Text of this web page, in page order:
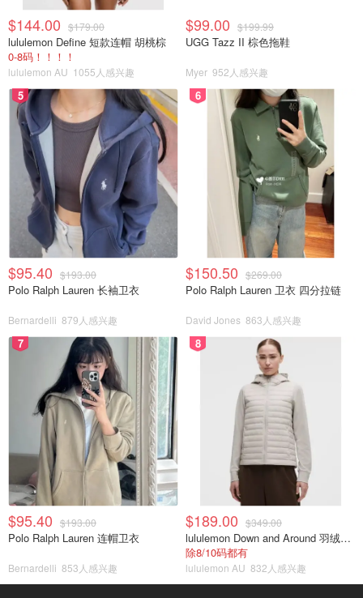
$144.00 $179.00
lululemon Define 短款连帽 胡桃棕
0-8码！！！！
lululemon AU 1055人感兴趣
$99.00 $199.99
UGG Tazz II 棕色拖鞋
Myer 952人感兴趣
5
$95.40 $193.00
Polo Ralph Lauren 长袖卫衣
Bernardelli 879人感兴趣
6
$150.50 $269.00
Polo Ralph Lauren 卫衣 四分拉链
David Jones 863人感兴趣
7
$95.40 $193.00
Polo Ralph Lauren 连帽卫衣
Bernardelli 853人感兴趣
8
$189.00 $349.00
lululemon Down and Around 羽绒夹克
除8/10码都有
lululemon AU 832人感兴趣